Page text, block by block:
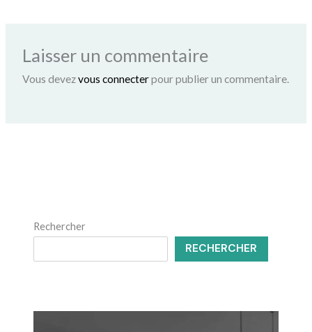
Laisser un commentaire
Vous devezvous connecterpour publier un commentaire.
Rechercher
RECHERCHER